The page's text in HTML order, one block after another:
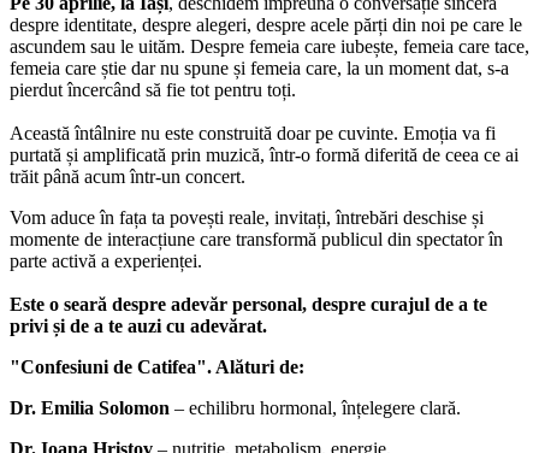
despre identitate, despre alegeri, despre acele părți din noi pe care le
ascundem sau le uităm. Despre femeia care iubește, femeia care tace,
femeia care știe dar nu spune și femeia care, la un moment dat, s-a
pierdut încercând să fie tot pentru toți.
Această întâlnire nu este construită doar pe cuvinte. Emoția va fi
purtată și amplificată prin muzică, într-o formă diferită de ceea ce ai
trăit până acum într-un concert.
Vom aduce în fața ta povești reale, invitați, întrebări deschise și
momente de interacțiune care transformă publicul din spectator în
parte activă a experienței.
Este o seară despre adevăr personal, despre curajul de a te
privi și de a te auzi cu adevărat.
"Confesiuni de Catifea". Alături de:
Dr. Emilia Solomon – echilibru hormonal, înțelegere clară.
Dr. Ioana Hristov – nutriție, metabolism, energie.